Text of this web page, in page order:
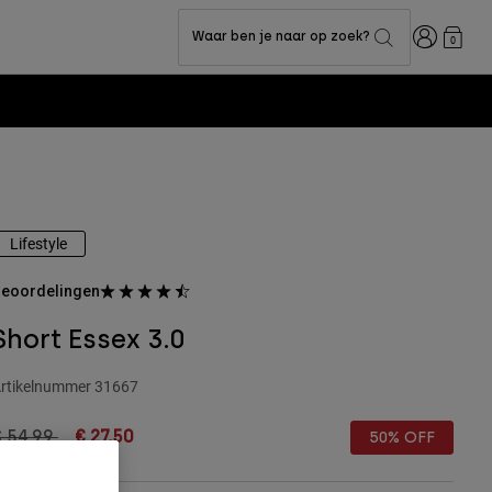
Waar ben je naar op zoek? Inloggen
0
Lifestyle
Essex 3.0
31667
reduced from
54,99to€ 27,50 50% OFF